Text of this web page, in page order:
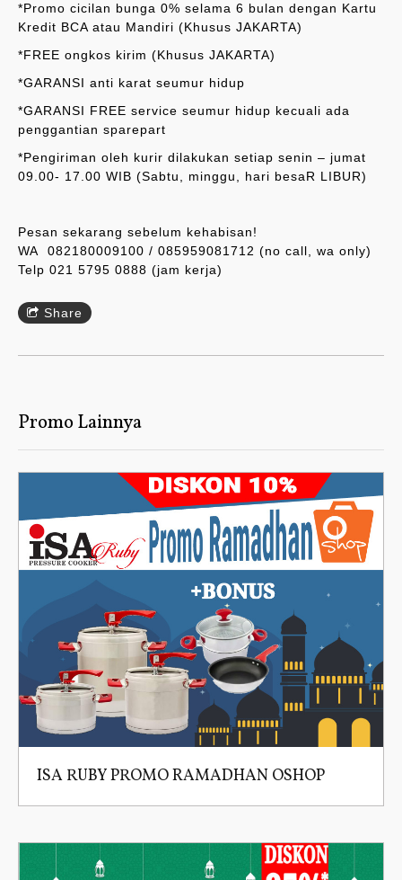
*Promo cicilan bunga 0% selama 6 bulan dengan Kartu
Kredit BCA atau Mandiri (Khusus JAKARTA)
*FREE ongkos kirim (Khusus JAKARTA)
*GARANSI anti karat seumur hidup
*GARANSI FREE service seumur hidup kecuali ada
penggantian sparepart
*Pengiriman oleh kurir dilakukan setiap senin – jumat
09.00- 17.00 WIB (Sabtu, minggu, hari besaR LIBUR)
Pesan sekarang sebelum kehabisan!
WA 082180009100 / 085959081712 (no call, wa only)
Telp 021 5795 0888 (jam kerja)
Share
Promo Lainnya
ISA RUBY PROMO RAMADHAN OSHOP